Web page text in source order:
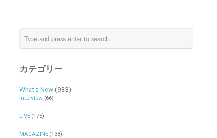
カテゴリー
What's New(933)
Interview(66)
LIVE(175)
MAGAZINE(138)